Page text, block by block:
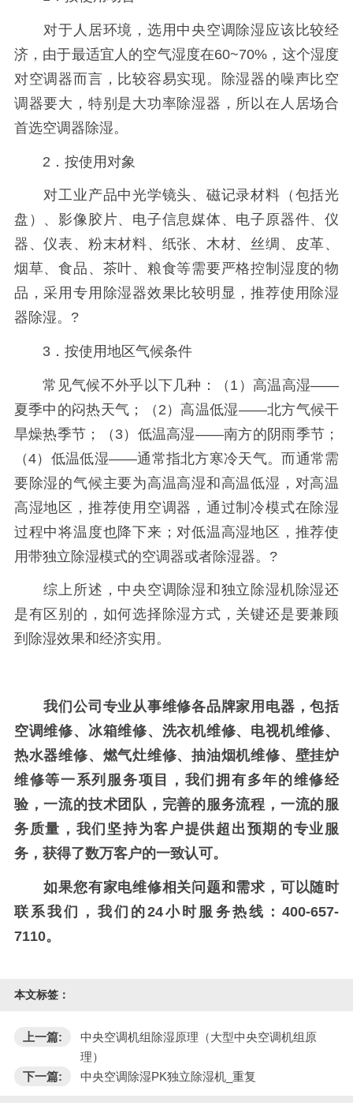
对于人居环境，选用中央空调除湿应该比较经
济，由于最适宜人的空气湿度在60~70%，这个湿度
对空调器而言，比较容易实现。除湿器的噪声比空
调器要大，特别是大功率除湿器，所以在人居场合
首选空调器除湿。
2．按使用对象
对工业产品中光学镜头、磁记录材料（包括光
盘）、影像胶片、电子信息媒体、电子原器件、仪
器、仪表、粉末材料、纸张、木材、丝绸、皮革、
烟草、食品、茶叶、粮食等需要严格控制湿度的物
品，采用专用除湿器效果比较明显，推荐使用除湿
器除湿。?
3．按使用地区气候条件
常见气候不外乎以下几种：（1）高温高湿——
夏季中的闷热天气；（2）高温低湿——北方气候干
旱燥热季节；（3）低温高湿——南方的阴雨季节；
（4）低温低湿——通常指北方寒冷天气。而通常需
要除湿的气候主要为高温高湿和高温低湿，对高温
高湿地区，推荐使用空调器，通过制冷模式在除湿
过程中将温度也降下来；对低温高湿地区，推荐使
用带独立除湿模式的空调器或者除湿器。?
综上所述，中央空调除湿和独立除湿机除湿还
是有区别的，如何选择除湿方式，关键还是要兼顾
到除湿效果和经济实用。
我们公司专业从事维修各品牌家用电器，包括
空调维修、冰箱维修、洗衣机维修、电视机维修、
热水器维修、燃气灶维修、抽油烟机维修、壁挂炉
维修等一系列服务项目，我们拥有多年的维修经
验，一流的技术团队，完善的服务流程，一流的服
务质量，我们坚持为客户提供超出预期的专业服
务，获得了数万客户的一致认可。
如果您有家电维修相关问题和需求，可以随时
联系我们，我们的24小时服务热线：400-657-
7110。
本文标签：
上一篇:
中央空调机组除湿原理（大型中央空调机组原
理）
下一篇:
中央空调除湿PK独立除湿机_重复